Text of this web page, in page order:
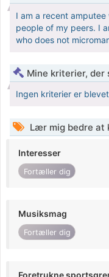
I am a recent
people of my peers. I
who does not
Mine kriterier, der
Ingen kriterier er
Lær mig bedre at
Interesser
Fortæller dig
Musiksmag
Fortæller dig
Foretrukne